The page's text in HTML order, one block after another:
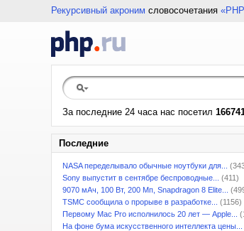
Рекурсивный акроним словосочетания
За последние 24 часа нас посетил
Последние
NASA переделывало обычные ноутбуки для...
Sony выпустит в сентябре беспроводные...
(411)
9070 мАч, 100 Вт, 200 Мп, Snapdragon 8 Elite...
TSMC сообщила о прорыве в разработке...
(1156)
Первому Mac Pro исполнилось 20 лет — Apple...
На фоне бума искусственного интеллекта цены...